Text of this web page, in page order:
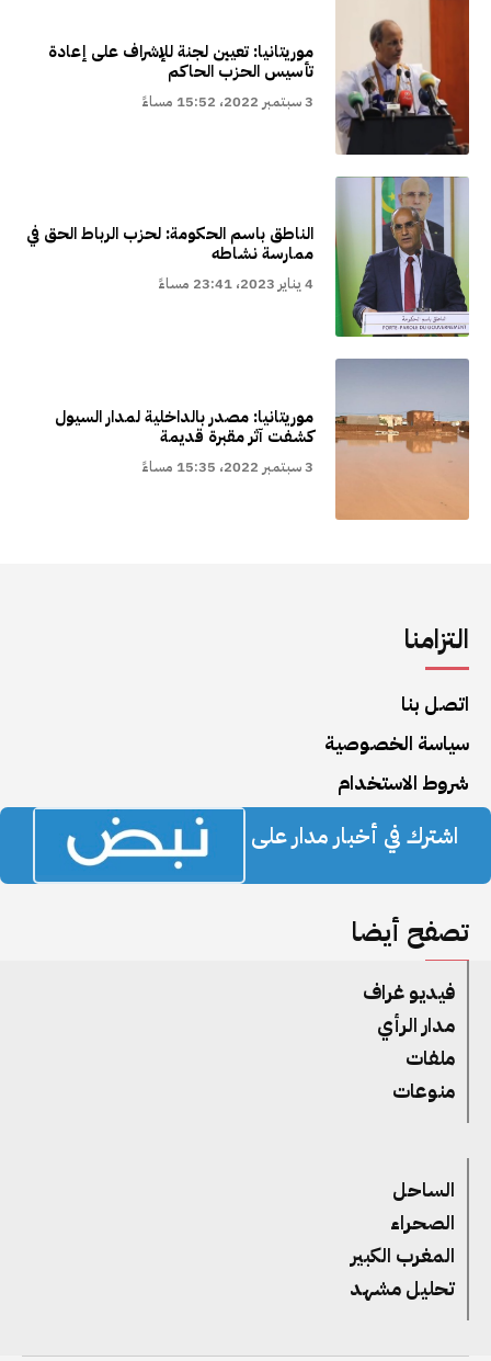
موريتانيا: تعيين لجنة للإشراف على إعادة
تأسيس الحزب الحاكم
3 سبتمبر 2022، 15:52 مساءً
الناطق باسم الحكومة: لحزب الرباط الحق في
ممارسة نشاطه
4 يناير 2023، 23:41 مساءً
موريتانيا: مصدر بالداخلية لمدار السيول
كشفت آثر مقبرة قديمة
3 سبتمبر 2022، 15:35 مساءً
التزامنا
اتصل بنا
سياسة الخصوصية
شروط الاستخدام
اشترك في أخبار مدار على
تصفح أيضا
فيديو غراف
مدار الرأي
ملفات
منوعات
الساحل
الصحراء
المغرب الكبير
تحليل مشهد